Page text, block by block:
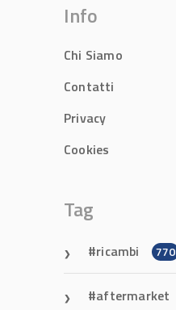
Info
Chi Siamo
Contatti
Privacy
Cookies
Tag
ricambi 770
aftermarket